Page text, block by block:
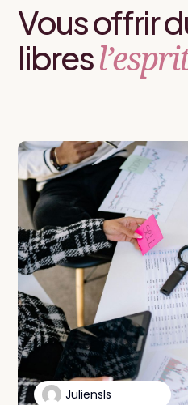
Vous offrir
libres
Juliensls